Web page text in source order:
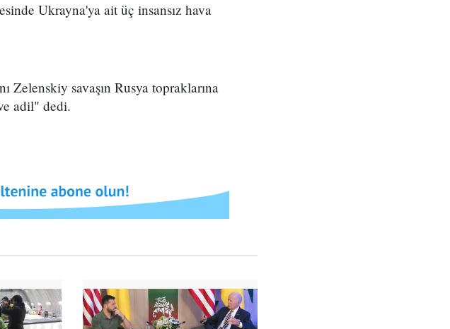
Ukrayna'ya ait üç insansız hava
Zelenskiy savaşın Rusya topraklarına
adil" dedi.